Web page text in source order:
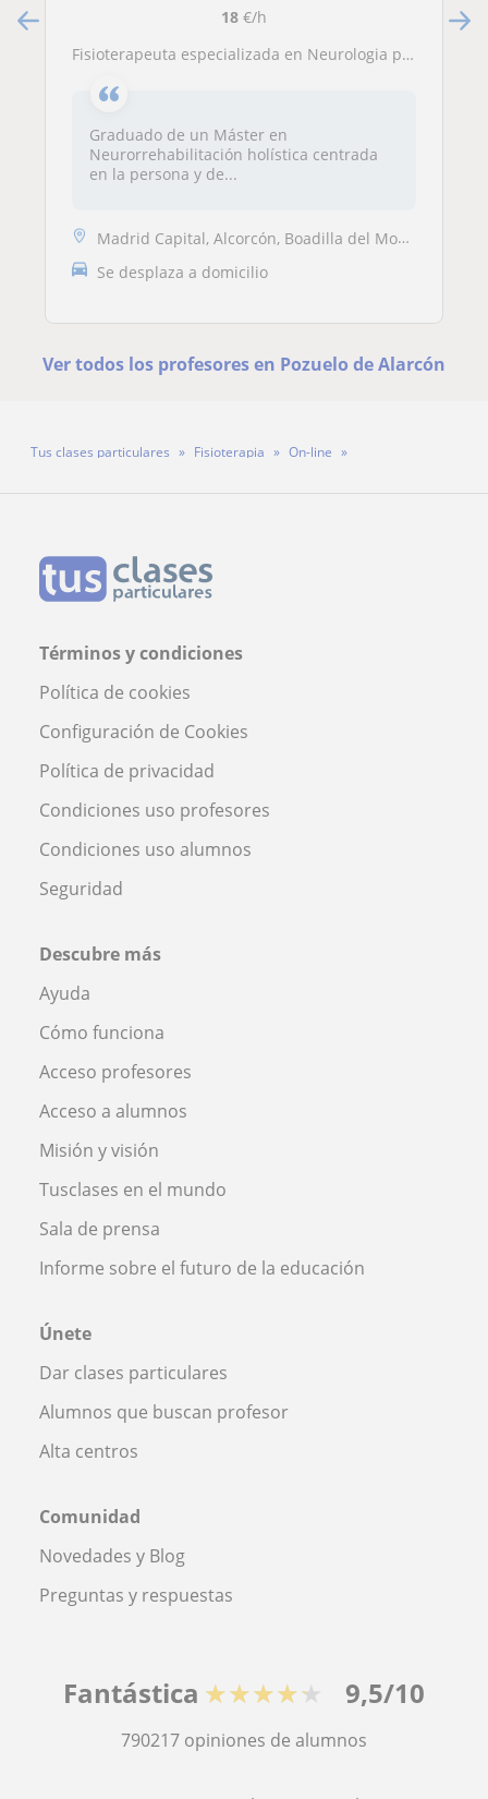
18€/h
Fisioterapeuta especializada en Neurologia para estudiantes o profesionales con clase online o presencial
Graduado de un Máster en
Neurorrehabilitación holística centrada
en la persona y de...
Madrid Capital, Alcorcón, Boadilla del Monte, Leganés, Pozuelo de Alar...
Se desplaza a domicilio
Ver todos los profesores en Pozuelo de Alarcón
Tus clases particulares Fisioterapia
On-line
Términos y condiciones
Política de cookies
Configuración de Cookies
Política de privacidad
Condiciones uso profesores
Condiciones uso alumnos
Seguridad
Descubre más
Ayuda
Cómo funciona
Acceso profesores
Acceso a alumnos
Misión y visión
Tusclases en el mundo
Sala de prensa
Informe sobre el futuro de la educación
Únete
Dar clases particulares
Alumnos que buscan profesor
Alta centros
Comunidad
Novedades y Blog
Preguntas y respuestas
Fantástica ★★★★★ 9,5/10
790217 opiniones de alumnos